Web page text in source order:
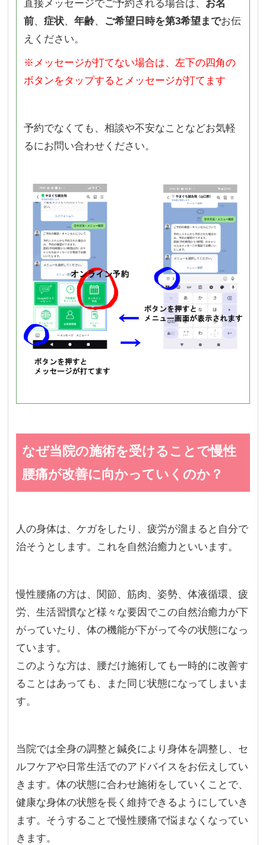
直接メッセージでご予約される場合は、 お名
前、 症状、 年齢、 ご希望日時を第3希望までお伝
えください。
※メッセージが打てない場合は、左下の四角の
ボタンをタップするとメッセージが打てます
予約でなくても、相談や不安なことなどお気軽
るにお問い合わせください。
なぜ当院の施術を受けることで慢性
腰痛が改善に向かっていくのか？
人の身体は、ケガをしたり、疲労が溜まると自分で
治そうとします。これを自然治癒力といいます。
慢性腰痛の方は、関節、筋肉、姿勢、体液循環、疲
労、生活習慣など様々な要因でこの自然治癒力が下
がっていたり、体の機能が下がって今の状態になっ
ています。
このような方は、腰だけ施術しても一時的に改善す
ることはあっても、また同じ状態になってしまいま
す。
当院では全身の調整と鍼灸により身体を調整し、セ
ルフケアや日常生活でのアドバイスをお伝えしてい
きます。体の状態に合わせ施術をしていくことで、
健康な身体の状態を長く維持できるようにしていき
ます。そうすることで慢性腰痛で悩まなくなってい
きます。